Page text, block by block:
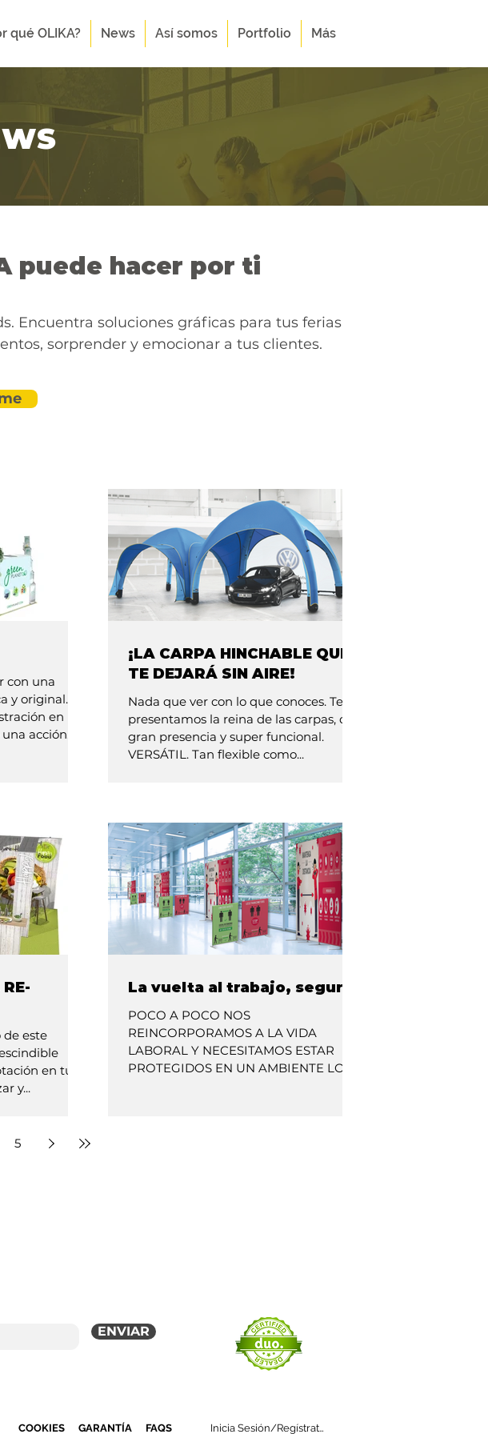
qué OLIKA? News Así somos Portfolio Más
puede hacer por ti
Encuentra soluciones gráficas para tus ferias
sorprender y emocionar a tus clientes.
con una
y original.
en
acción...
¡LA CARPA HINCHABLE QUE
TE DEJARÁ SIN AIRE!
Nada que ver con lo que conoces. Te
presentamos la reina de las carpas, de
gran presencia y super funcional.
VERSÁTIL. Tan flexible como...
de este
en tu
y...
La vuelta al trabajo, segura.
POCO A POCO NOS
REINCORPORAMOS A LA VIDA
LABORAL Y NECESITAMOS ESTAR
PROTEGIDOS EN UN AMBIENTE LO
5
ENVIAR
COOKIES GARANTÍA FAQS Inicia Sesión/Regístrate